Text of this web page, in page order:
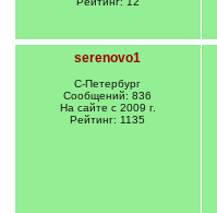
serenovo1
С-Петербург
Сообщений: 836
На сайте с 2009 г.
Рейтинг: 1135